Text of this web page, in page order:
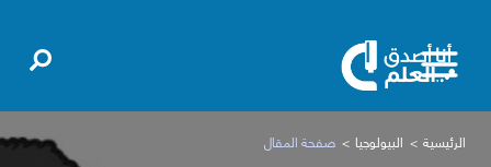
الرئيسية البيولوجيا صفحة المقال